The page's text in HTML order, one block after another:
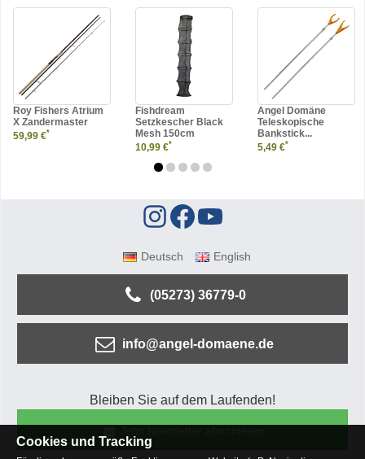
Roy Fishers Atrium
X Zandermaster
59,99 €*
Fishdream
Setzkescher Black
Mesh 150cm
10,99 €*
Angel Domäne
Teleskopische
Bankstick...
5,49 €*
Deutsch English
(05273) 36779-0
info@angel-domaene.de
Bleiben Sie auf dem Laufenden!
Cookies und Tracking